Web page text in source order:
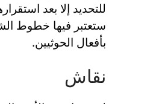
للتحديد إلا بعد
ستعتبر فيها خطوط
بأفعال الحوثيين.
نقاش